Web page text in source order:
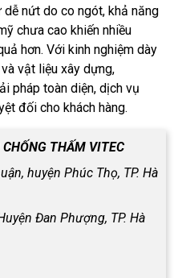
dễ nứt do co ngót, khả năng
chưa cao khiến nhiều
hơn. Với kinh nghiệm dày
vật liệu xây dựng,
pháp toàn diện, dịch vụ
đối cho khách hàng.
THẤM VITEC
huyện Phúc Thọ, TP. Hà
Đan Phượng, TP. Hà